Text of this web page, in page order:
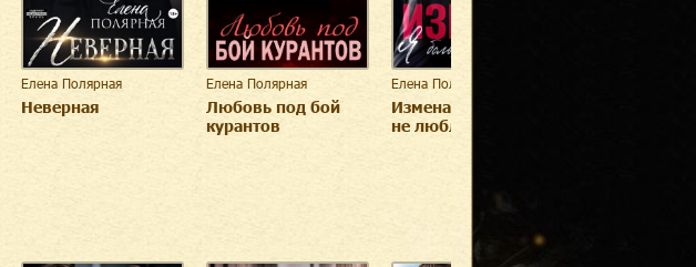
Елена Полярная
Неверная
Елена Полярная
Любовь под бой
курантов
Елена Полярная
Измена. Я больше
не люблю